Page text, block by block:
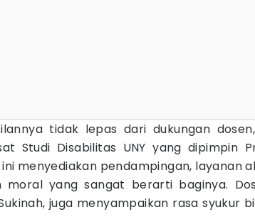
tidak lepas dari dukungan
Studi Disabilitas UNY yang dipimpin
menyediakan pendampingan, layanan
moral yang sangat berarti baginya.
juga menyampaikan rasa syukur